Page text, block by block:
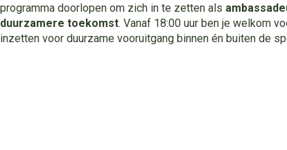
programma doorlopen om zich in te zetten als
duurzamere toekomst. Vanaf 18:00 uur ben je welkom
inzetten voor duurzame vooruitgang binnen én buiten de